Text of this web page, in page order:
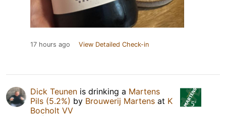
17 hours ago View Detailed Check-in
Dick Teunen is drinking a Martens
Pils (5.2%) by Brouwerij Martens at K
Bocholt VV